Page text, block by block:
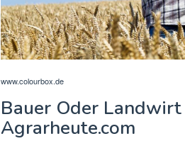
www.colourbox.de
Bauer Oder Landwirt
Agrarheute.com